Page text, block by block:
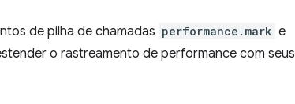
de pilha de chamadas performance.mark e
o rastreamento de performance com seus